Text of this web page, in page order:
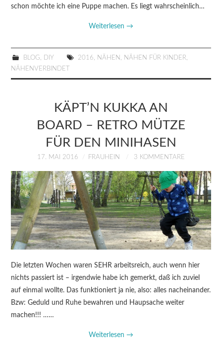
schon möchte ich eine Puppe machen. Es liegt wahrscheinlich…
Weiterlesen →
BLOG DIY 2016 NÄHEN NÄHEN FÜR KINDER
NÄHENVERBINDET
KÄPT’N KUKKA AN
BOARD – RETRO MÜTZE
FÜR DEN MINIHASEN
17. MAI 2016 FRAUHEIN 3 KOMMENTARE
Die letzten Wochen waren SEHR arbeitsreich, auch wenn hier
nichts passiert ist – irgendwie habe ich gemerkt, daß ich zuviel
auf einmal wollte. Das funktioniert ja nie, also: alles nacheinander.
Bzw: Geduld und Ruhe bewahren und Haupsache weiter
machen!!! ……
Weiterlesen →